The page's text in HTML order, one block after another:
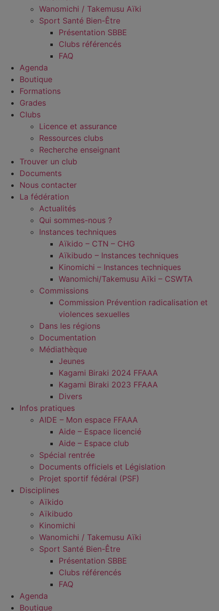
Wanomichi / Takemusu Aïki
Sport Santé Bien-Être
Présentation SBBE
Clubs référencés
FAQ
Agenda
Boutique
Formations
Grades
Clubs
Licence et assurance
Ressources clubs
Recherche enseignant
Trouver un club
Documents
Nous contacter
La fédération
Actualités
Qui sommes-nous ?
Instances techniques
Aïkido – CTN – CHG
Aïkibudo – Instances techniques
Kinomichi – Instances techniques
Wanomichi/Takemusu Aïki – CSWTA
Commissions
Commission Prévention radicalisation et
violences sexuelles
Dans les régions
Documentation
Médiathèque
Jeunes
Kagami Biraki 2024 FFAAA
Kagami Biraki 2023 FFAAA
Divers
Infos pratiques
AIDE – Mon espace FFAAA
Aide – Espace licencié
Aide – Espace club
Spécial rentrée
Documents officiels et Législation
Projet sportif fédéral (PSF)
Disciplines
Aïkido
Aïkibudo
Kinomichi
Wanomichi / Takemusu Aïki
Sport Santé Bien-Être
Présentation SBBE
Clubs référencés
FAQ
Agenda
Boutique